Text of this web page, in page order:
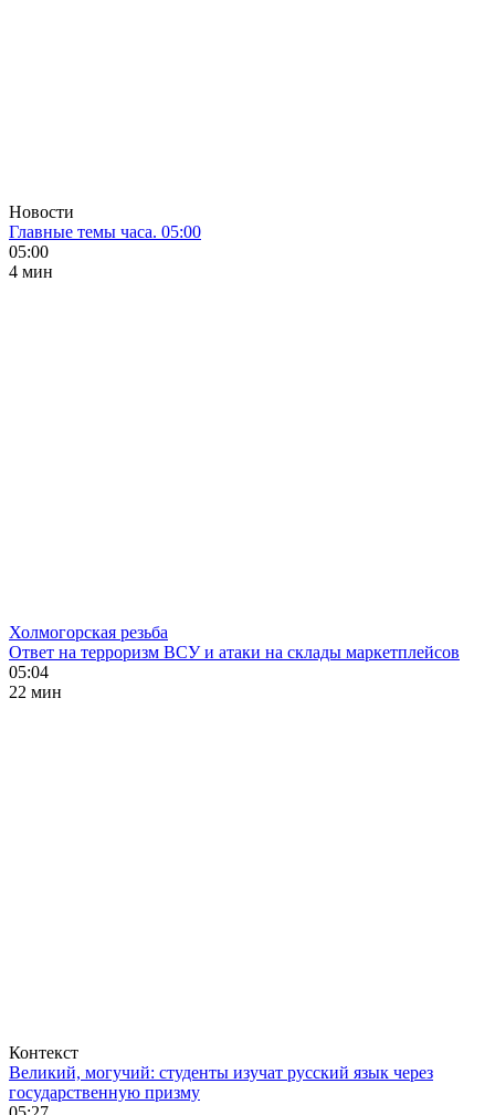
Новости
Главные темы часа. 05:00
05:00
4 мин
Холмогорская резьба
Ответ на терроризм ВСУ и атаки на склады маркетплейсов
05:04
22 мин
Контекст
Великий, могучий: студенты изучат русский язык через
государственную призму